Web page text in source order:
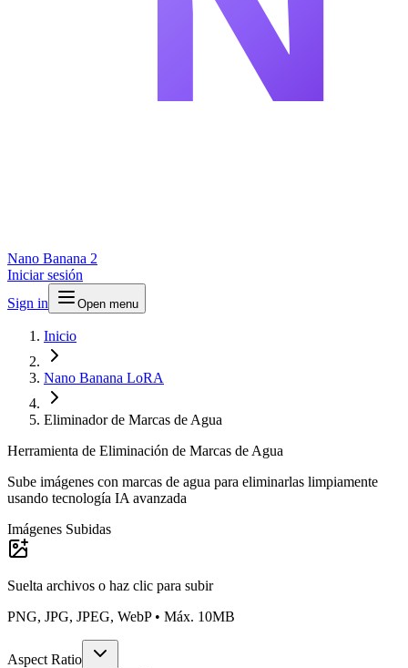
Nano Banana 2
Iniciar sesión
Sign in
Open menu
Inicio
Nano Banana LoRA
Eliminador de Marcas de Agua
Herramienta de Eliminación de Marcas de Agua
Sube imágenes con marcas de agua para eliminarlas limpiamente
usando tecnología IA avanzada
Imágenes Subidas
Suelta archivos o haz clic para subir
PNG, JPG, JPEG, WebP • Máx. 10MB
Aspect Ratio